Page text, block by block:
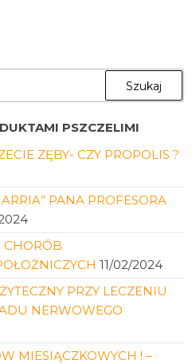
PSZCZELIMI
ZĘBY- CZY PROPOLIS ?
PANA PROFESORA
CHORÓB
11/02/2024
PRZY LECZENIU
NERWOWEGO
MIESIĄCZKOWYCH ! –